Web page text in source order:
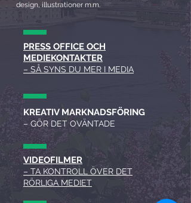
design, illustrationer m.m.
PRESS OFFICE OCH
MEDIEKONTAKTER
– SÅ SYNS DU MER I MEDIA
KREATIV MARKNADSFÖRING
– GÖR DET OVÄNTADE
VIDEOFILMER
– TA KONTROLL ÖVER DET
RÖRLIGA MEDIET